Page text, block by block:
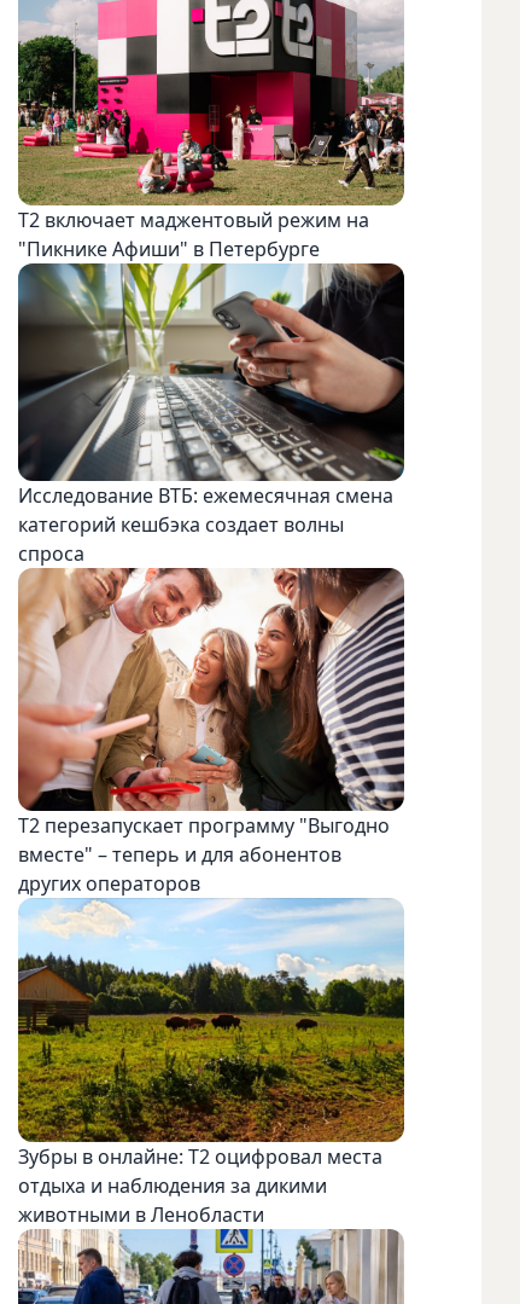
Т2 включает маджентовый режим на
"Пикнике Афиши" в Петербурге
Исследование ВТБ: ежемесячная смена
категорий кешбэка создает волны
спроса
Т2 перезапускает программу "Выгодно
вместе" – теперь и для абонентов
других операторов
Зубры в онлайне: Т2 оцифровал места
отдыха и наблюдения за дикими
животными в Ленобласти